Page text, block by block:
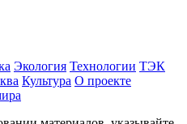
Экология Технологии ТЭК
Культура О проекте